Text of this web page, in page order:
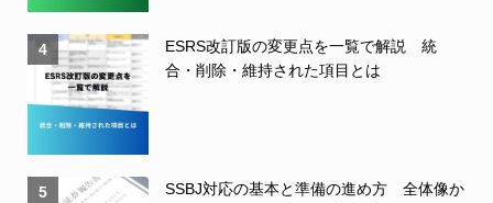
4
ESRS改訂版の変更点を一覧で解説 統
合・削除・維持された項目とは
5
SSBJ対応の基本と準備の進め方 全体像か